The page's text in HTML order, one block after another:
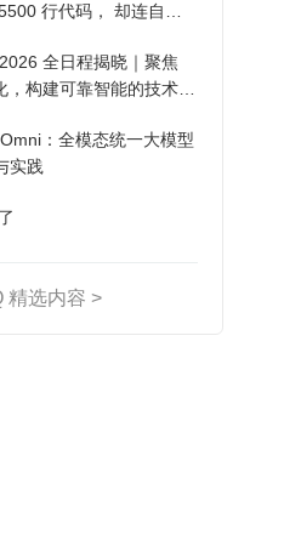
行代码， 却连自己
全日程揭晓｜聚焦
构建可靠智能的技术路
：全模态统一大模型
实践
精选内容 >